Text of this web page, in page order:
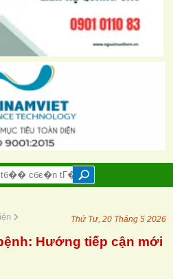
Thứ Tư, 20 Tháng 5 2026
Hướng tiếp cận mới